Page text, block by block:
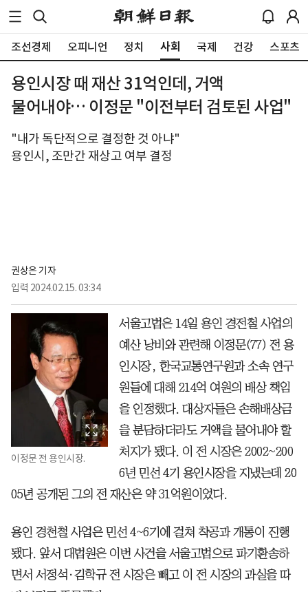
조선경제 오피니언 정치 사회 국제 건강 스포츠
용인시장 때 재산 31억인데, 거액
물어내야… 이정문 "이전부터 검토된 사업"
"내가 독단적으로 결정한 것 아냐"
용인시, 조만간 재상고 여부 결정
권상은 기자
입력 2024.02.15. 03:34
이정문 전 용인시장.
서울고법은 14일 용인 경전철 사업의
예산 낭비와 관련해 이정문(77) 전 용
인시장, 한국교통연구원과 소속 연구
원들에 대해 214억 여원의 배상 책임
을 인정했다. 대상자들은 손해배상금
을 분담하더라도 거액을 물어내야 할
처지가 됐다. 이 전 시장은 2002~200
6년 민선 4기 용인시장을 지냈는데 20
05년 공개된 그의 전 재산은 약 31억원이었다.
용인 경천철 사업은 민선 4~6기에 걸쳐 착공과 개통이 진행
됐다. 앞서 대법원은 이번 사건을 서울고법으로 파기환송하
면서 서정석·김학규 전 시장은 빼고 이 전 시장의 과실을 따